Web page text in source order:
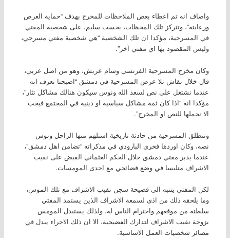
واضاف انه تم اعطاء بعض الملاحظات للمخرج بهدف “حماية العرض
ورعايته”، وتتركز تلك المحظات، بحسب سليم، على شخصية المفتي
في المسرحية، مؤكدا ان تلك الشخصية “هي شخصية مفتي مسرحي،
وليس المقصود بها اي مفتي آخر”.
وكان مخرج المسرحية الفرنسي وسام عربش، وهو من اصل عربي،
قال خلال نقاش تلا عرض المسرحية في دمشق “اصبحنا نعرف انه
عندما نشتغل على نص لسعد الله ونوس سيكون هنالك مشاكل تثار”،
مؤكدا انه “اذا كان ثمة مشاكل سياسية او دينية في المجتمع فيجب
الا نحملها للنص او المخرج”.
وتنطلق المسرحية من حادثة تاريخية استلهم منها الراحل ونوس
نصه، وكان اوردها فخري البارودي في مذكراته “تضامن اهل دمشق”،
عندما يدبر مفتي دمشق خلال الحكم العثماني القبض على نقيب
الاشراف متلبسا في وضع فضائحي مع احدى المومسات.
لكن المفتي يتنبه الى فضيحة سجن نقيب الاشراف مع تلك الموس،
وما يلحقه ذلك من اذى لسمعة الاشراف الذين يستمد المفتي
سلطته من موقعهم واحترام الناس له، ولذلك يستبدل المومس
بزوجة نقيب الاشراف لتدارك الفضيحية، الا ان ذلك الاجراء يبدل في
مصائر شخصيات العمل الاساسية.